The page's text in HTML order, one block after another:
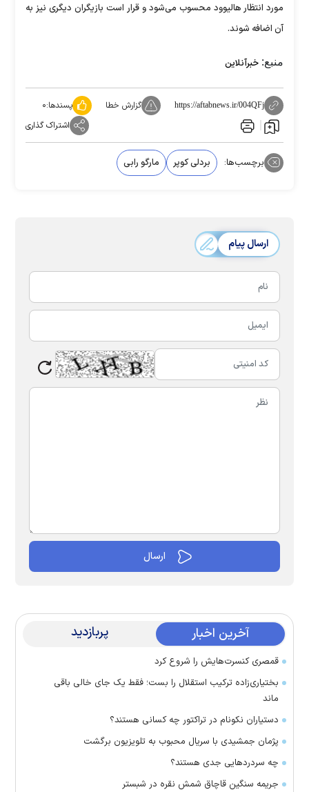
مورد انتظار هالیوود محسوب می‌شود و قرار است بازیگران دیگری نیز به
آن اضافه شوند.
منبع: خبرآنلاین
https://aftabnews.ir/004QFj گزارش خطا پسندها:۰
اشتراک گذاری
برچسب‌ها: بردلی کوپر مارگو رابی
ارسال پیام
آخرین اخبار پربازدید
قمصری کنسرت‌هایش را شروع کرد
بختیاری‌زاده ترکیب استقلال را بست؛ فقط یک جای خالی باقی
ماند
دستیاران نکونام در تراکتور چه کسانی هستند؟
پژمان جمشیدی با سریال محبوب به تلویزیون برگشت
چه سردرد‌هایی جدی هستند؟
جریمه سنگین قاچاق شمش نقره در شبستر